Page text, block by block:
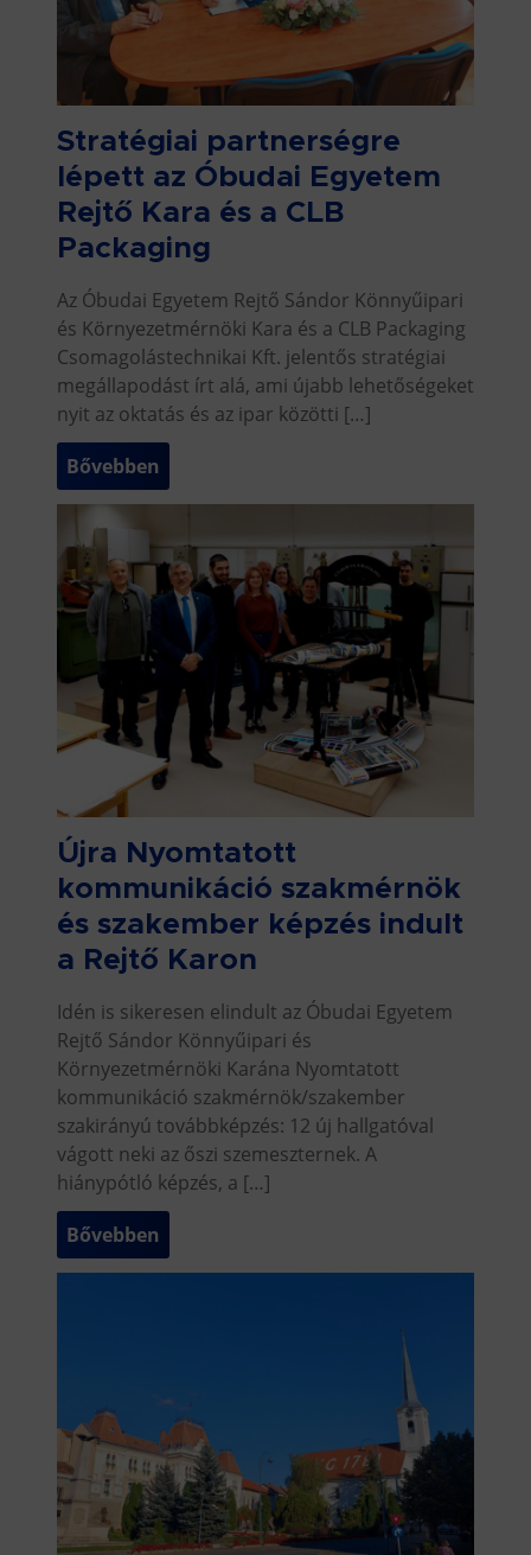
Stratégiai partnerségre
lépett az Óbudai Egyetem
Rejtő Kara és a CLB
Packaging
Az Óbudai Egyetem Rejtő Sándor Könnyűipari
és Környezetmérnöki Kara és a CLB Packaging
Csomagolástechnikai Kft. jelentős stratégiai
megállapodást írt alá, ami újabb lehetőségeket
nyit az oktatás és az ipar közötti […]
Bővebben
Újra Nyomtatott
kommunikáció szakmérnök
és szakember képzés indult
a Rejtő Karon
Idén is sikeresen elindult az Óbudai Egyetem
Rejtő Sándor Könnyűipari és
Környezetmérnöki Karána Nyomtatott
kommunikáció szakmérnök/szakember
szakirányú továbbképzés: 12 új hallgatóval
vágott neki az őszi szemeszternek. A
hiánypótló képzés, a […]
Bővebben